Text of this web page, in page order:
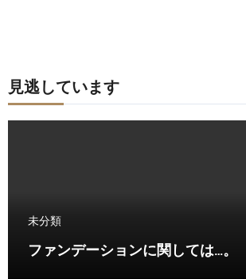
見逃しています
未分類
ファンデーションに関しては…。